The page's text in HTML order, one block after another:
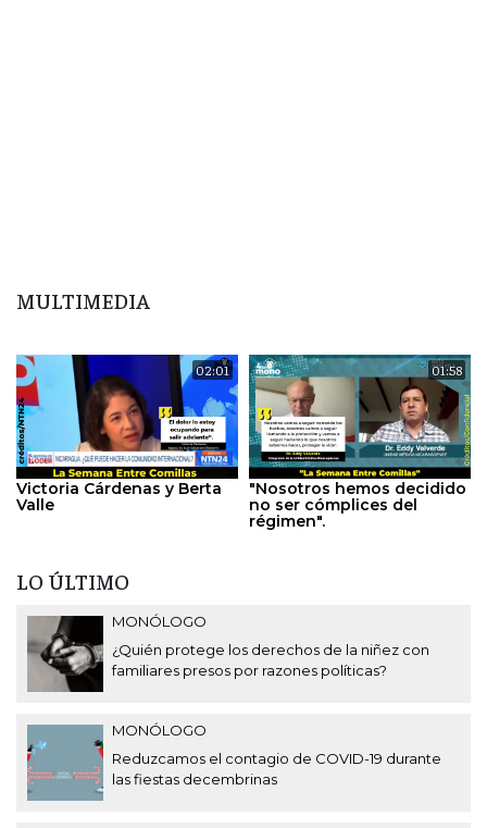
MULTIMEDIA
02:01
Victoria Cárdenas y Berta
Valle
01:58
"Nosotros hemos decidido
no ser cómplices del
régimen".
LO ÚLTIMO
MONÓLOGO
¿Quién protege los derechos de la niñez con
familiares presos por razones políticas?
MONÓLOGO
Reduzcamos el contagio de COVID-19 durante
las fiestas decembrinas